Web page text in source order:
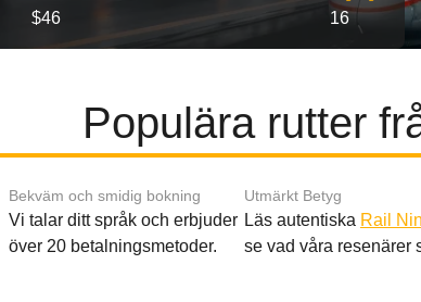
$46 16
Populära rutter
Bekväm och smidig bokning
Vi talar ditt språk och erbjuder
över 20 betalningsmetoder.
Utmärkt Betyg
Läs autentiska Rail
se vad våra resenärer